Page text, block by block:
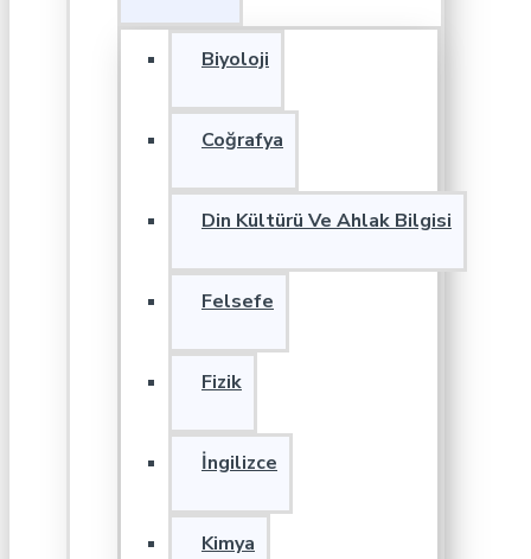
Biyoloji
Coğrafya
Din Kültürü Ve Ahlak Bilgisi
Felsefe
Fizik
İngilizce
Kimya